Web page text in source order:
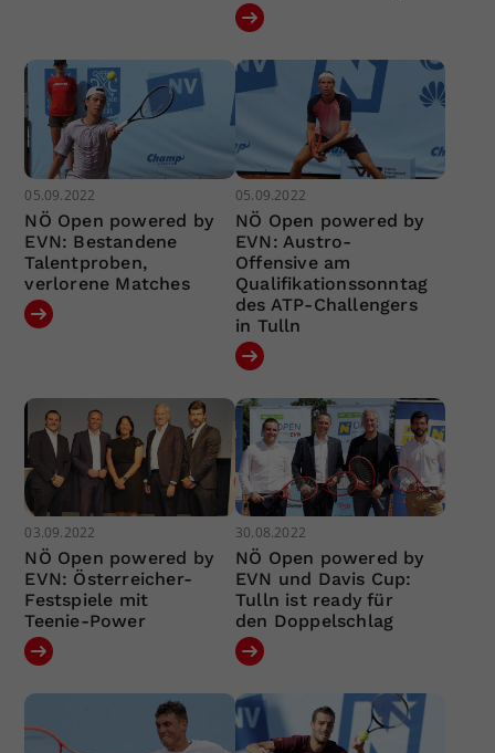
05.09.2022
NÖ Open powered by
EVN: Bestandene
Talentproben,
verlorene Matches
05.09.2022
NÖ Open powered by
EVN: Austro-
Offensive am
Qualifikationssonntag
des ATP-Challengers
in Tulln
03.09.2022
NÖ Open powered by
EVN: Österreicher-
Festspiele mit
Teenie-Power
30.08.2022
NÖ Open powered by
EVN und Davis Cup:
Tulln ist ready für
den Doppelschlag